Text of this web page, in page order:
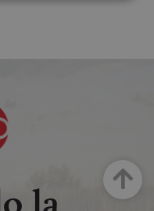
Arriba